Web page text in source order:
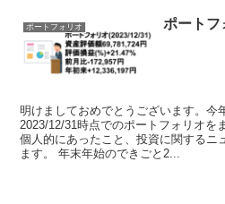
ポートフォリオ ポートフ
明けましておめでとうございます。今
2023/12/31時点でのポートフォリオを
個人的にあったこと、投資に関するニ
ます。 年末年始のできごと2...